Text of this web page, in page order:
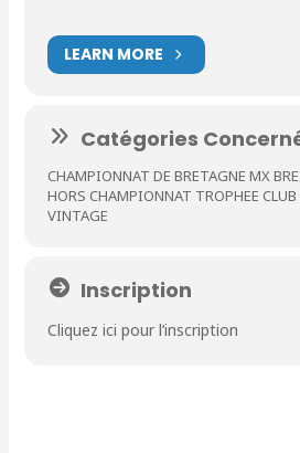
LEARN MORE
Catégories
CHAMPIONNAT DE BRETAGNE MX
HORS CHAMPIONNAT TROPHEE
VINTAGE
Inscription
Cliquez ici pour l’inscription